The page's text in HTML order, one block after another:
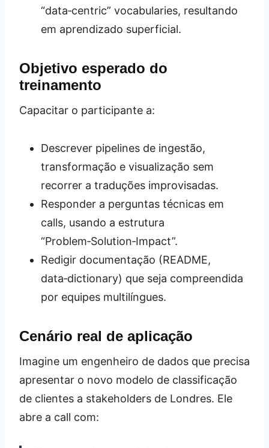
“data‑centric” vocabularies, resultando
em aprendizado superficial.
Objetivo esperado do
treinamento
Capacitar o participante a:
Descrever pipelines de ingestão,
transformação e visualização sem
recorrer a traduções improvisadas.
Responder a perguntas técnicas em
calls, usando a estrutura
“Problem‑Solution‑Impact”.
Redigir documentação (README,
data‑dictionary) que seja compreendida
por equipes multilíngues.
Cenário real de aplicação
Imagine um engenheiro de dados que precisa
apresentar o novo modelo de classificação
de clientes a stakeholders de Londres. Ele
abre a call com: